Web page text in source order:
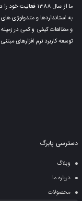
ما از سال 1388
به استانداردها و متدولوژی
و مطالعات کیفی و کمی در
توسعه کاربرد نرم افزارهای
دسترسی پابرگ
وبلاگ
درباره ما
محصولات